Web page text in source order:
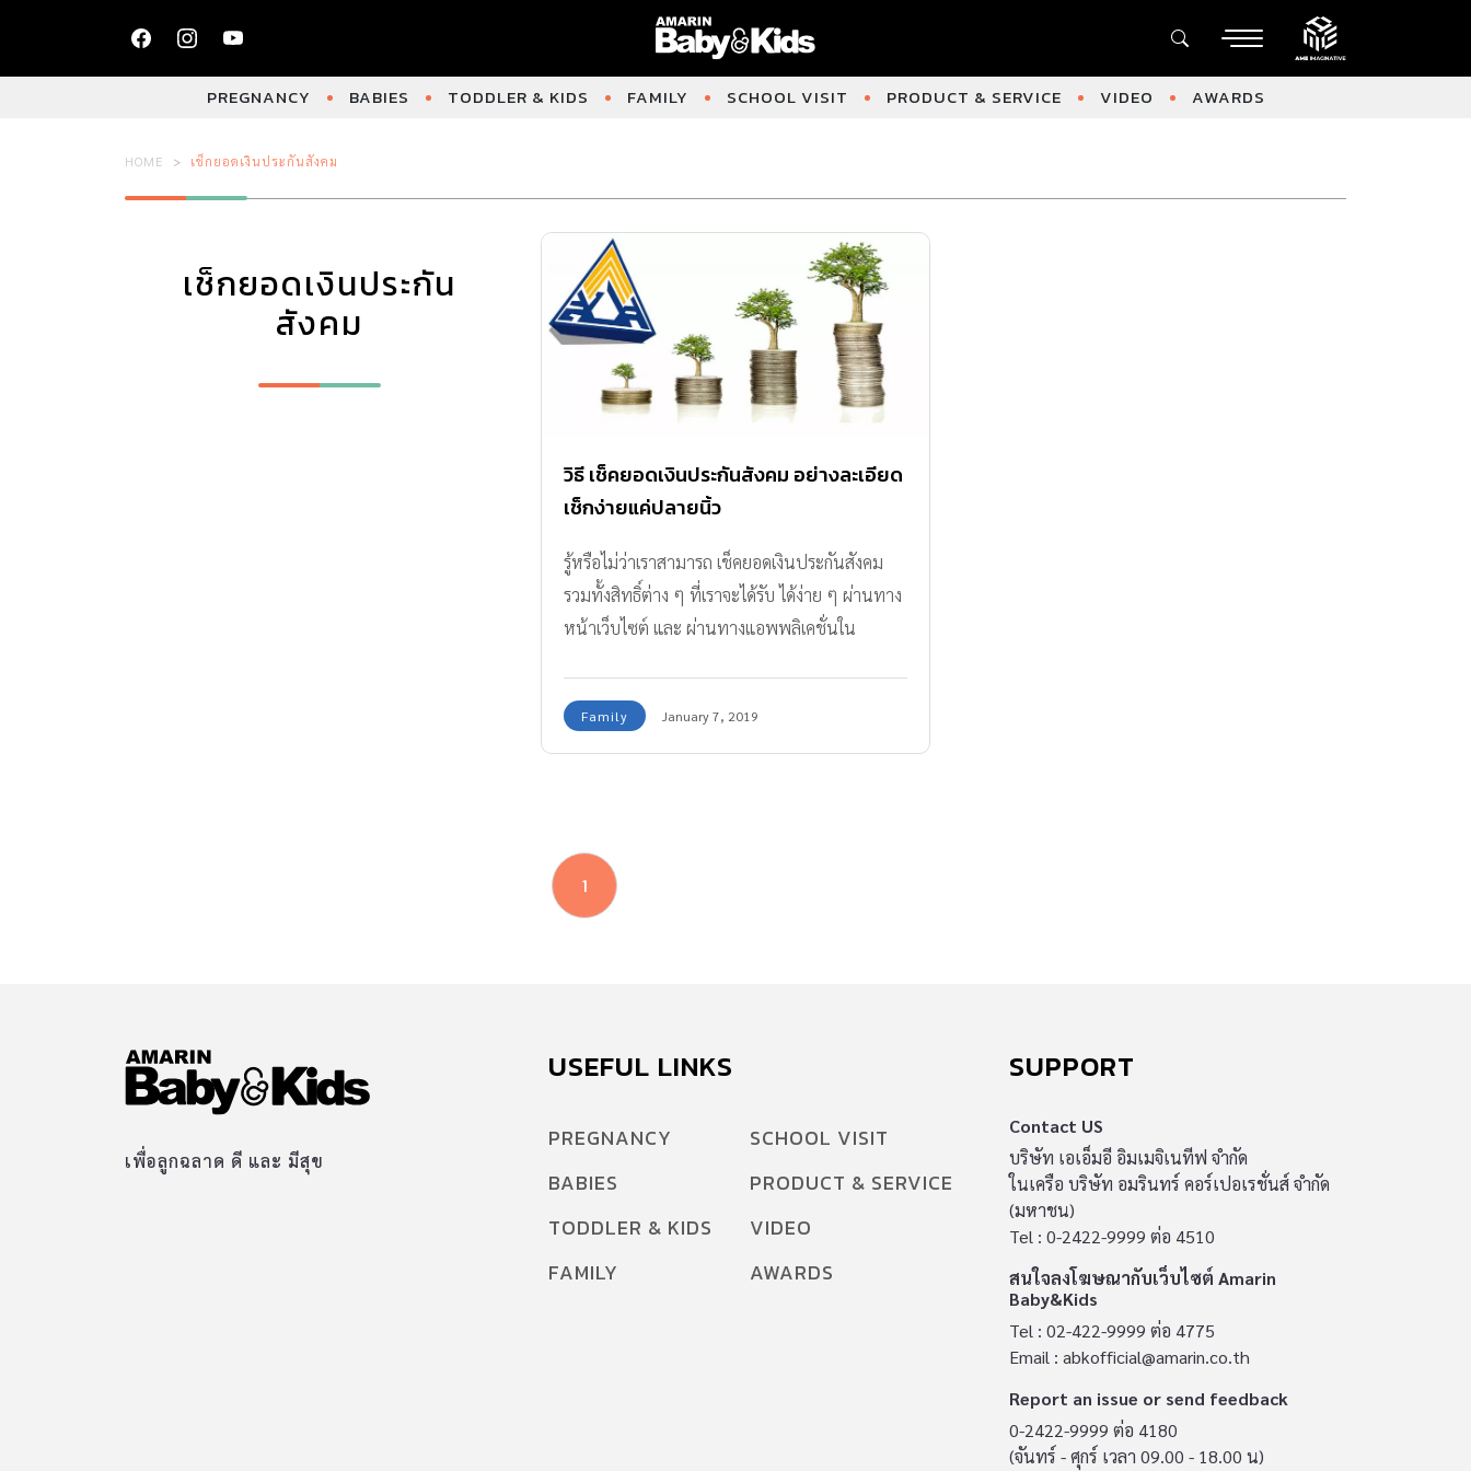
PREGNANCY BABIES TODDLER & KIDS FAMILY SCHOOL VISIT PRODUCT & SERVICE VIDEO AWARDS
HOME เช็กยอดเงินประกันสังคม
เช็กยอดเงินประกัน
สังคม
วิธี เช็คยอดเงินประกันสังคม อย่างละเอียด
เช็กง่ายแค่ปลายนิ้ว
รู้หรือไม่ว่าเราสามารถ เช็คยอดเงินประกันสังคม
รวมทั้งสิทธิ์ต่าง ๆ ที่เราจะได้รับ ได้ง่าย ๆ ผ่านทาง
หน้าเว็บไซต์ และ ผ่านทางแอพพลิเคชั่นใน
Family January 7, 2019
1
เพื่อลูกฉลาด ดี และ มีสุข
USEFUL LINKS
PREGNANCY
BABIES
TODDLER & KIDS
FAMILY
SCHOOL VISIT
PRODUCT & SERVICE
VIDEO
AWARDS
SUPPORT
Contact US
บริษัท เอเอ็มอี อิมเมจิเนทีฟ จำกัด
ในเครือ บริษัท อมรินทร์ คอร์เปอเรชั่นส์ จำกัด
(มหาชน)
Tel : 0-2422-9999 ต่อ 4510
สนใจลงโฆษณากับเว็บไซต์ Amarin
Baby&Kids
Tel : 02-422-9999 ต่อ 4775
Email : abkofficial@amarin.co.th
Report an issue or send feedback
0-2422-9999 ต่อ 4180
(จันทร์ - ศุกร์ เวลา 09.00 - 18.00 น)